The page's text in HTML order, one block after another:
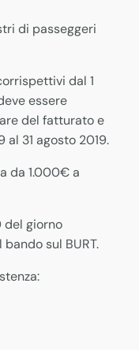
di passeggeri
dal 1
essere
del fatturato e
31 agosto 2019.
da 1.000€ a
del giorno
sul BURT.